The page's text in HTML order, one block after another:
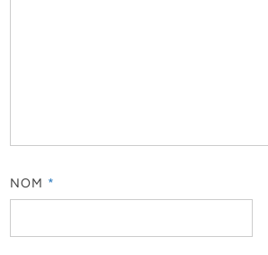
NOM *